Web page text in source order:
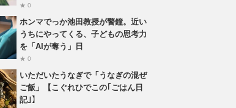
★ 0
ホンマでっか池田教授が警鐘。近い
うちにやってくる、子どもの思考力
を「AIが奪う」日
★ 0
いただいたうなぎで「うなぎの混ぜ
ご飯」【こぐれひでこの｢ごはん日
記｣】